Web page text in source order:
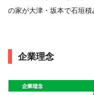
の家が大津・坂本で石垣積
企業理念